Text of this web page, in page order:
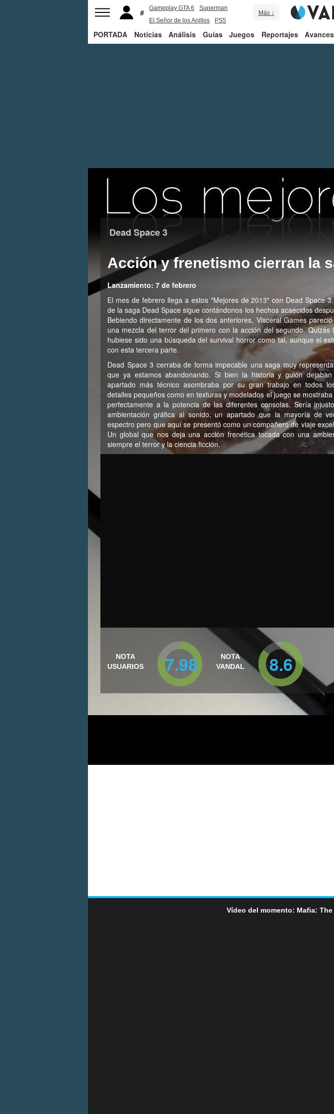
Gameplay GTA 6
Superman
El Señor de los Anillos
PS5
Más ↓
PORTADA Noticias Análisis Guías Juegos Reportajes Avances
Dead Space 3
Acción y frenetismo cierran la
Lanzamiento: 7 de febrero
El mes de febrero llega a estos "Mejores de 2013" con Dead Space
de la saga Dead Space sigue contándonos los hechos acaecidos
Bebiendo directamente de los dos anteriores, Visceral Games
una mezcla del terror del primero con la acción del segundo. Quizás
hubiese sido una búsqueda del survival horror como tal, aunque el
con esta tercera parte.
Dead Space 3 cerraba de forma impecable una saga muy
que ya estamos abandonando. Si bien la historia y guión
apartado más técnico asombraba por su gran trabajo en todos
detalles pequeños como en texturas y modelados el juego se
perfectamente a la potencia de las diferentes consolas. Sería
ambientación gráfica al sonido, un apartado que la mayoría de
espectro pero que aquí se presentó como un compañero de viaje
Un global que nos deja una acción frenética tocada con una
siempre el terror y la ciencia ficción.
NOTA
USUARIOS
7.98
NOTA
VANDAL
8.6
Vídeo del momento: Mafia: